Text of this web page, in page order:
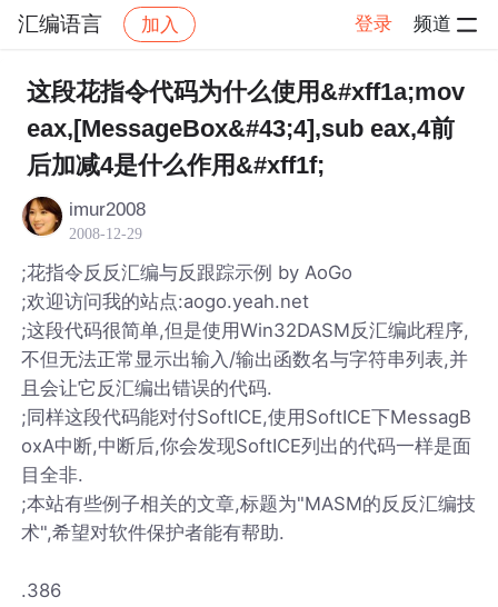
汇编语言 加入 登录 频道
社区 汇编语言 帖子详情
这段花指令代码为什么使用&#xff1a;mov
eax,[MessageBox&#43;4],sub eax,4前
后加减4是什么作用&#xff1f;
imur2008
2008-12-29
;花指令反反汇编与反跟踪示例 by AoGo
;欢迎访问我的站点:aogo.yeah.net
;这段代码很简单,但是使用Win32DASM反汇编此程序,
不但无法正常显示出输入/输出函数名与字符串列表,并
且会让它反汇编出错误的代码.
;同样这段代码能对付SoftICE,使用SoftICE下MessagB
oxA中断,中断后,你会发现SoftICE列出的代码一样是面
目全非.
;本站有些例子相关的文章,标题为"MASM的反反汇编技
术",希望对软件保护者能有帮助.
.386